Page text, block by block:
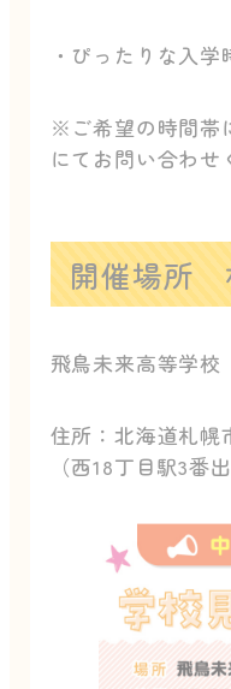
・ぴったりな入
※ご希望の時間帯
にてお問い合わせ
開催場所
飛鳥未来高等学
住所：北海道札幌
（西18丁目駅3番